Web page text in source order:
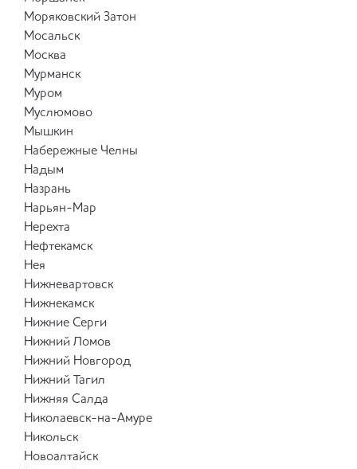
Моряковский Затон
Мосальск
Москва
Мурманск
Муром
Муслюмово
Мышкин
Набережные Челны
Надым
Назрань
Нарьян-Мар
Нерехта
Нефтекамск
Нея
Нижневартовск
Нижнекамск
Нижние Серги
Нижний Ломов
Нижний Новгород
Нижний Тагил
Нижняя Салда
Николаевск-на-Амуре
Никольск
Новоалтайск